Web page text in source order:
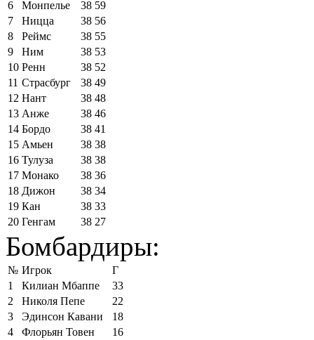
6
Монпелье 38 59
7
Ницца 38 56
8
Реймс 38 55
9
Ним 38 53
10 Ренн 38 52
11 Страсбург 38 49
12 Нант 38 48
13 Анже 38 46
14 Бордо 38 41
15 Амьен 38 38
16 Тулуза 38 38
17 Монако 38 36
18 Дижон 38 34
19 Кан 38 33
20 Генгам 38 27
Бомбардиры:
№ Игрок
Г
1
Килиан Мбаппе
33
2
Николя Пепе
22
3
Эдинсон Кавани
18
4
Флорьян Товен
16